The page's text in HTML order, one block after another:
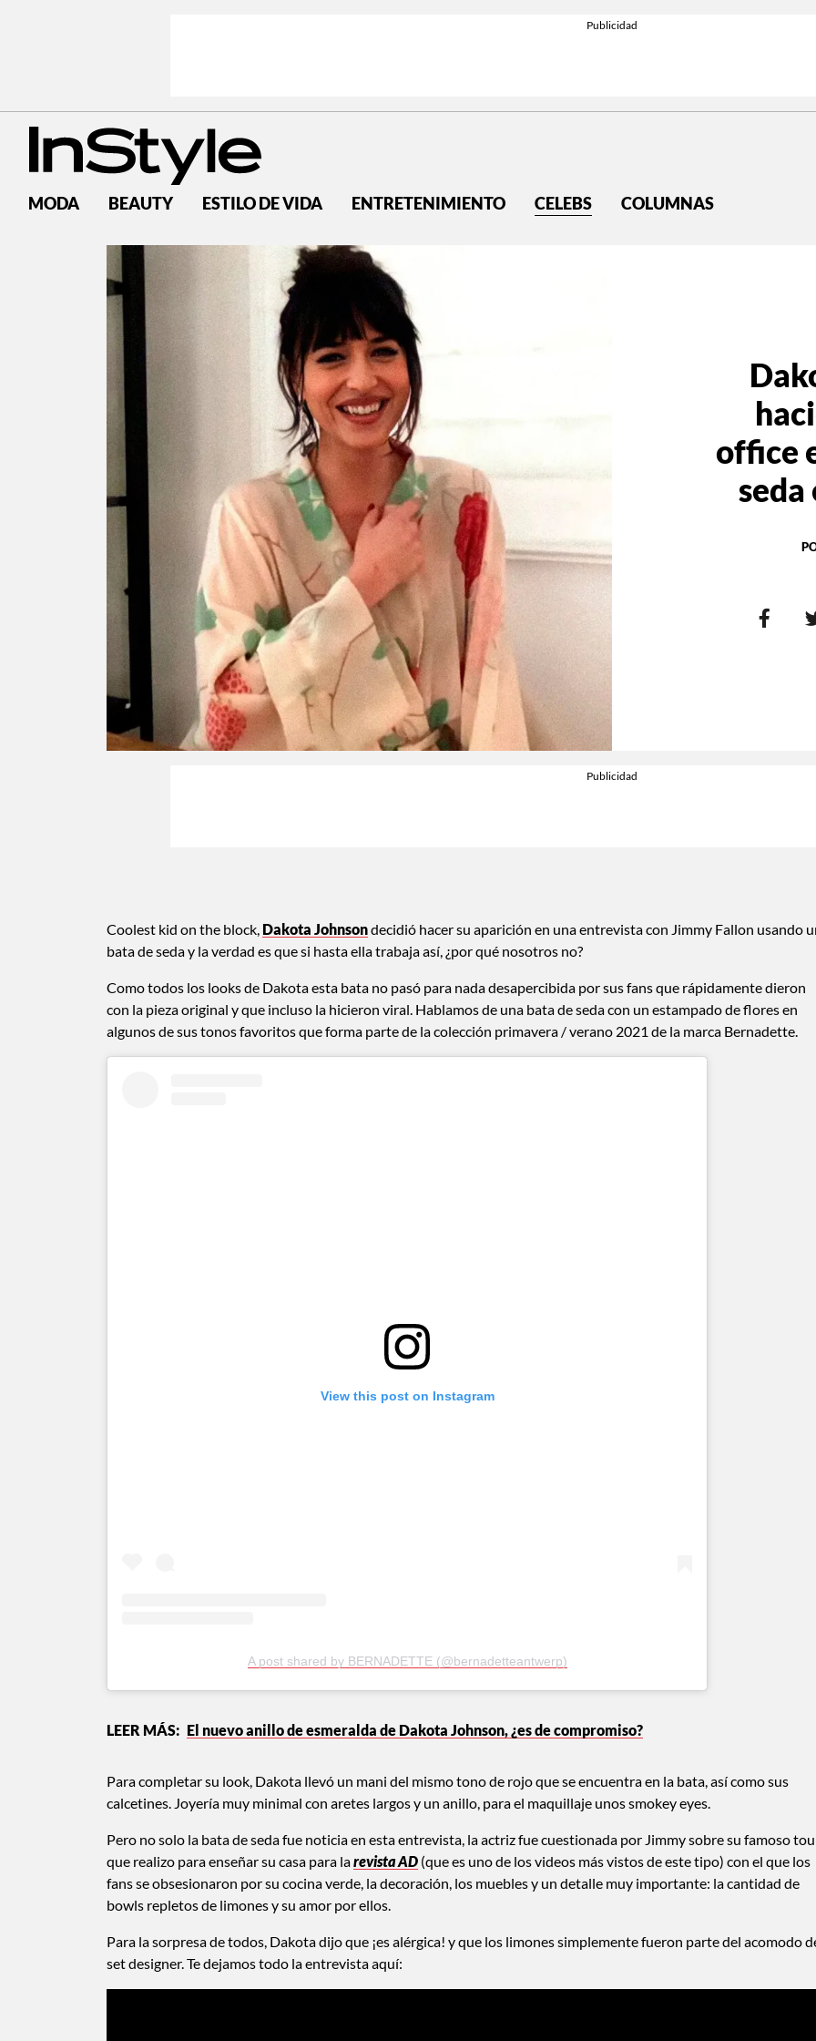
MODA BEAUTY ESTILO DE VIDA ENTRETENIMIENTO CELEBS COLUMNAS
office
seda
Coolest kid on the block, Dakota Johnsondecidió hacer su aparición en una entrevista con Jimmy Fallon usando
bata de seda y la verdad es que si hasta ella trabaja así, ¿por qué nosotros no?
Como todos los looks de Dakota esta bata no pasó para nada desapercibida por sus fans que rápidamente dieron
con la pieza original y que incluso la hicieron viral. Hablamos de una bata de seda con un estampado de flores en
algunos de sus tonos favoritos que forma parte de la colección primavera / verano 2021 de la marca Bernadette.
View this post on Instagram
A post shared by BERNADETTE (@bernadetteantwerp)
El nuevo anillo de esmeralda de Dakota Johnson, ¿es de compromiso?
Para completar su look, Dakota llevó un mani del mismo tono de rojo que se encuentra en la bata, así como sus
calcetines. Joyería muy minimal con aretes largos y un anillo, para el maquillaje unos smokey eyes.
Pero no solo la bata de seda fue noticia en esta entrevista, la actriz fue cuestionada por Jimmy sobre su famoso
que realizo para enseñar su casa para larevista AD (que es uno de los videos más vistos de este tipo) con el que los
fans se obsesionaron por su cocina verde, la decoración, los muebles y un detalle muy importante: la cantidad de
bowls repletos de limones y su amor por ellos.
Para la sorpresa de todos, Dakota dijo que ¡es alérgica! y que los limones simplemente fueron parte del acomodo
set designer. Te dejamos todo la entrevista aquí: